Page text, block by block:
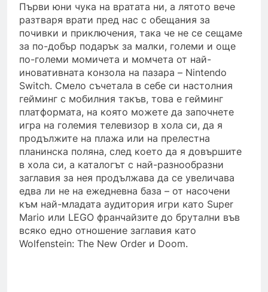
Първи юни чука на вратата ни, а лятото вече
разтваря врати пред нас с обещания за
почивки и приключения, така че не се сещаме
за по-добър подарък за малки, големи и още
по-големи момичета и момчета от най-
иновативната конзола на пазара – Nintendo
Switch. Смело съчетала в себе си настолния
гейминг с мобилния такъв, това е гейминг
платформата, на която можете да започнете
игра на големия телевизор в хола си, да я
продължите на плажа или на прелестна
планинска поляна, след което да я довършите
в хола си, а каталогът с най-разнообразни
заглавия за нея продължава да се увеличава
едва ли не на ежедневна база – от насочени
към най-младата аудитория игри като Super
Mario или LEGO франчайзите до брутални във
всяко едно отношение заглавия като
Wolfenstein: The New Order и Doom.